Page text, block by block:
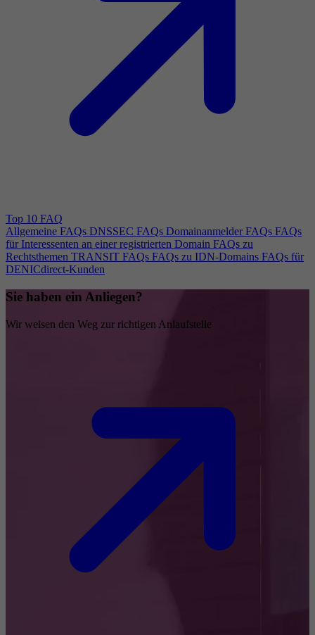
Top 10 FAQ
Allgemeine FAQs DNSSEC FAQs Domainanmelder FAQs FAQs
für Interessenten an einer registrierten Domain FAQs zu
Rechtsthemen TRANSIT FAQs FAQs zu IDN-Domains FAQs für
DENICdirect-Kunden
Sie haben ein Anliegen?
Wir weisen den Weg zur richtigen Anlaufstelle